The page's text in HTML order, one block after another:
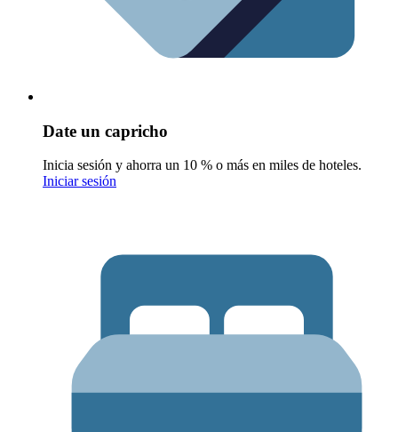
Date un capricho
Inicia sesión y ahorra un 10 % o más en miles de hoteles.
Iniciar sesión